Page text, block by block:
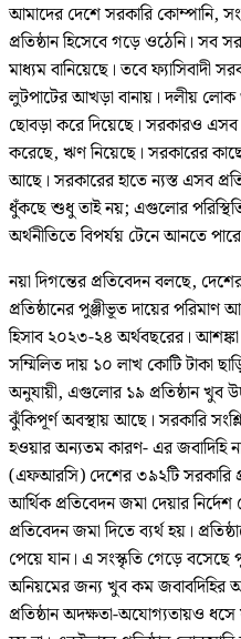
আমাদের দেশে সরকারি কোম্পানি,
প্রতিষ্ঠান হিসেবে গড়ে ওঠেনি।
মাধ্যম বানিয়েছে। তবে ফ্যাসিবাদী
লুটপাটের আখড়া বানায়। দলীয় লোক
ছোবড়া করে দিয়েছে। সরকারও এসব
করেছে, ঋণ নিয়েছে। সরকারের
আছে। সরকারের হাতে ন্যস্ত এসব
ধুঁকছে শুধু তাই নয়; এগুলোর
অর্থনীতিতে বিপর্যয় টেনে আনতে
নয়া দিগন্তের প্রতিবেদন বলছে,
প্রতিষ্ঠানের পুঞ্জীভূত দায়ের
হিসাব ২০২৩-২৪ অর্থবছরের। আশঙ্কা
সম্মিলিত দায় ১০ লাখ কোটি টাকা
অনুযায়ী, এগুলোর ১৯ প্রতিষ্ঠান খুব
ঝুঁকিপূর্ণ অবস্থায় আছে। সরকারি
হওয়ার অন্যতম কারণ- এর জবাদিহি না
(এফআরসি) দেশের ৩৯২টি সরকারি
আর্থিক প্রতিবেদন জমা দেয়ার
প্রতিবেদন জমা দিতে ব্যর্থ হয়।
পেয়ে যান। এ সংস্কৃতি গেড়ে বসেছে
অনিয়মের জন্য খুব কম জবাবদিহির
প্রতিষ্ঠান অদক্ষতা-অযোগ্যতায়ও ধসে